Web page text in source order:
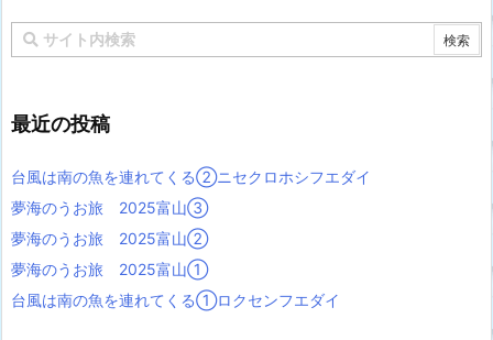
最近の投稿
台風は南の魚を連れてくる②ニセクロホシフエダイ
夢海のうお旅 2025富山③
夢海のうお旅 2025富山②
夢海のうお旅 2025富山①
台風は南の魚を連れてくる①ロクセンフエダイ